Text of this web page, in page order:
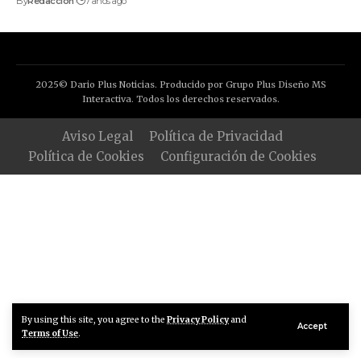
By using this site, you agree to the Privacy Policyand
Terms of Use.
Accept
2025© Dario Plus Noticias. Producido por Grupo Plus Diseño MS
Interactiva. Todos los derechos reservados.
Aviso Legal
Política de Privacidad
Política de Cookies
Configuración de Cookies